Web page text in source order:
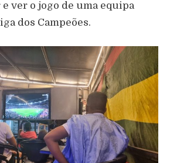
ver o jogo de uma equipa
dos Campeões.